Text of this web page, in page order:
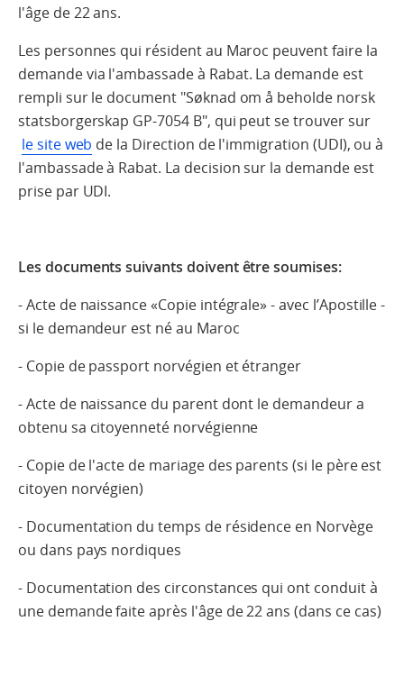
l'âge de 22 ans.
Les personnes qui résident au Maroc peuvent faire la
demande via l'ambassade à Rabat. La demande est
rempli sur le document "Søknad om å beholde norsk
statsborgerskap GP-7054 B", qui peut se trouver sur
le site web de la Direction de l'immigration (UDI), ou à
l'ambassade à Rabat. La decision sur la demande est
prise par UDI.
Les documents suivants doivent être soumises:
- Acte de naissance «Copie intégrale» - avec l’Apostille -
si le demandeur est né au Maroc
- Copie de passport norvégien et étranger
- Acte de naissance du parent dont le demandeur a
obtenu sa citoyenneté norvégienne
- Copie de l'acte de mariage des parents (si le père est
citoyen norvégien)
- Documentation du temps de résidence en Norvège
ou dans pays nordiques
- Documentation des circonstances qui ont conduit à
une demande faite après l'âge de 22 ans (dans ce cas)